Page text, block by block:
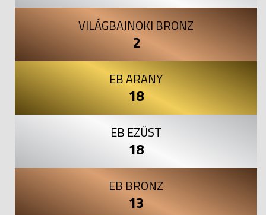
VILÁGBAJNOKI BRONZ
2
EB ARANY
18
EB EZÜST
18
EB BRONZ
13